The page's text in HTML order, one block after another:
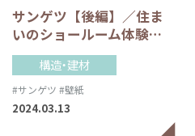
サンゲツ【後編】／住ま
いのショールーム体験…
構造・建材
#サンゲツ #壁紙
2024.03.13